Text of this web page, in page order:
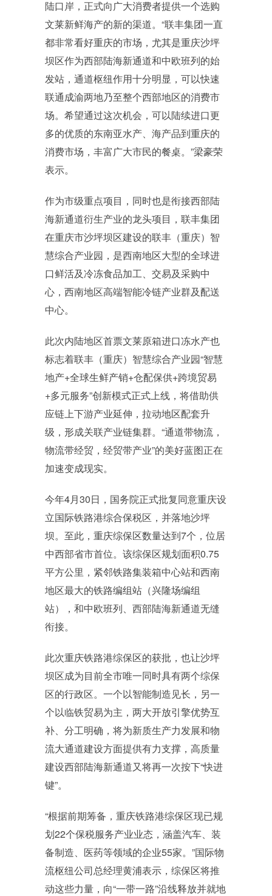
陆口岸，正式向广大消费者提供一个选购
文莱新鲜海产的新的渠道。“联丰集团一直
都非常看好重庆的市场，尤其是重庆沙坪
坝区作为西部陆海新通道和中欧班列的始
发站，通道枢纽作用十分明显，可以快速
联通成渝两地乃至整个西部地区的消费市
场。希望通过这次机会，可以陆续进口更
多的优质的东南亚水产、海产品到重庆的
消费市场，丰富广大市民的餐桌。”梁豪荣
表示。
作为市级重点项目，同时也是衔接西部陆
海新通道衍生产业的龙头项目，联丰集团
在重庆市沙坪坝区建设的联丰（重庆）智
慧综合产业园，是西南地区大型的全球进
口鲜活及冷冻食品加工、交易及采购中
心，西南地区高端智能冷链产业群及配送
中心。
此次内陆地区首票文莱原箱进口冻水产也
标志着联丰（重庆）智慧综合产业园“智慧
地产+全球生鲜产销+仓配保供+跨境贸易
+多元服务”创新模式正式上线，将借助供
应链上下游产业延伸，拉动地区配套升
级，形成关联产业链集群。“通道带物流，
物流带经贸，经贸带产业”的美好蓝图正在
加速变成现实。
今年4月30日，国务院正式批复同意重庆设
立国际铁路港综合保税区，并落地沙坪
坝。至此，重庆综保区数量达到7个，位居
中西部省市首位。该综保区规划面积0.75
平方公里，紧邻铁路集装箱中心站和西南
地区最大的铁路编组站（兴隆场编组
站），和中欧班列、西部陆海新通道无缝
衔接。
此次重庆铁路港综保区的获批，也让沙坪
坝区成为目前全市唯一同时具有两个综保
区的行政区。一个以智能制造见长，另一
个以临铁贸易为主，两大开放引擎优势互
补、分工明确，将为新质生产力发展和物
流大通道建设方面提供有力支撑，高质量
建设西部陆海新通道又将再一次按下“快进
键”。
“根据前期筹备，重庆铁路港综保区现已规
划22个保税服务产业业态，涵盖汽车、装
备制造、医药等领域的企业55家。”国际物
流枢纽公司总经理黄浦表示，综保区将推
动这些力量，向“一带一路”沿线释放并就地